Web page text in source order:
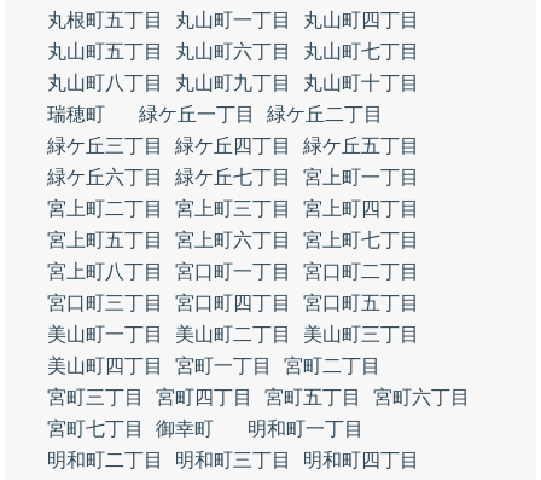
丸根町五丁目
丸山町一丁目
丸山町四丁目
丸山町五丁目
丸山町六丁目
丸山町七丁目
丸山町八丁目
丸山町九丁目
丸山町十丁目
瑞穂町
緑ケ丘一丁目
緑ケ丘二丁目
緑ケ丘三丁目
緑ケ丘四丁目
緑ケ丘五丁目
緑ケ丘六丁目
緑ケ丘七丁目
宮上町一丁目
宮上町二丁目
宮上町三丁目
宮上町四丁目
宮上町五丁目
宮上町六丁目
宮上町七丁目
宮上町八丁目
宮口町一丁目
宮口町二丁目
宮口町三丁目
宮口町四丁目
宮口町五丁目
美山町一丁目
美山町二丁目
美山町三丁目
美山町四丁目
宮町一丁目
宮町二丁目
宮町三丁目
宮町四丁目 宮町五丁目
宮町六丁目
宮町七丁目
御幸町
明和町一丁目
明和町二丁目
明和町三丁目
明和町四丁目